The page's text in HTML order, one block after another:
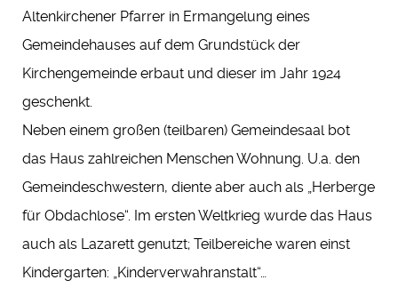
Altenkirchener Pfarrer in Ermangelung eines
Gemeindehauses auf dem Grundstück der
Kirchengemeinde erbaut und dieser im Jahr 1924
geschenkt.
Neben einem großen (teilbaren) Gemeindesaal bot
das Haus zahlreichen Menschen Wohnung. U.a. den
Gemeindeschwestern, diente aber auch als „Herberge
für Obdachlose“. Im ersten Weltkrieg wurde das Haus
auch als Lazarett genutzt; Teilbereiche waren einst
Kindergarten: „Kinderverwahranstalt“…